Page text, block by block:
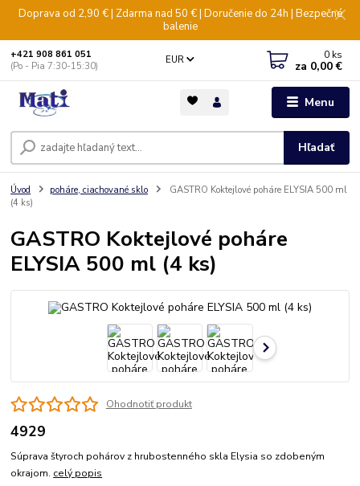
Doprava od 2,90 € | Zdarma nad 50 € | Doručenie do 24h | Bezpečné
balenie
Menu
EUR
Hľadať
+421 908 861 051
(Po - Pia 7:30-15:30)
0 ks
za 0,00 €
Úvod poháre, ciachované sklo
GASTRO Koktejlové poháre ELYSIA 500 ml
(4 ks)
GASTRO Koktejlové poháre
ELYSIA 500 ml (4 ks)
Ohodnotiť produkt
4929
Súprava štyroch pohárov z hrubostenného skla Elysia so zdobeným
okrajom. celý popis